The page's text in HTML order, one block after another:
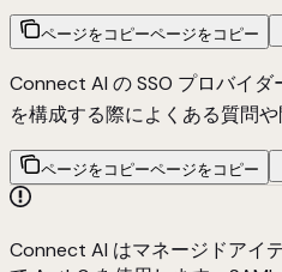
ページをコピーページをコピー
Connect AI の SSO プロバイ
を構成する際によくある質問
ページをコピーページをコピー
Connect AI はマネージドアイ